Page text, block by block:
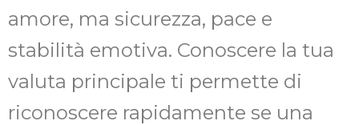
amore, ma sicurezza, pace e
stabilità emotiva. Conoscere la tua
valuta principale ti permette di
riconoscere rapidamente se una